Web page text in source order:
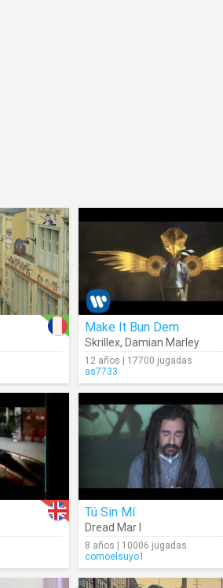
Make It Bun Dem
Skrillex, Damian Marley
12 años | 17700 jugadas
as7733
Tú Sin Mí
Dread Mar I
8 años | 10006 jugadas
comoelsuyo1